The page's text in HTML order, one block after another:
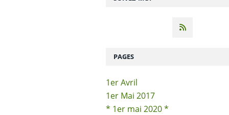
PAGES
1er Avril
1er Mai 2017
* 1er mai 2020 *